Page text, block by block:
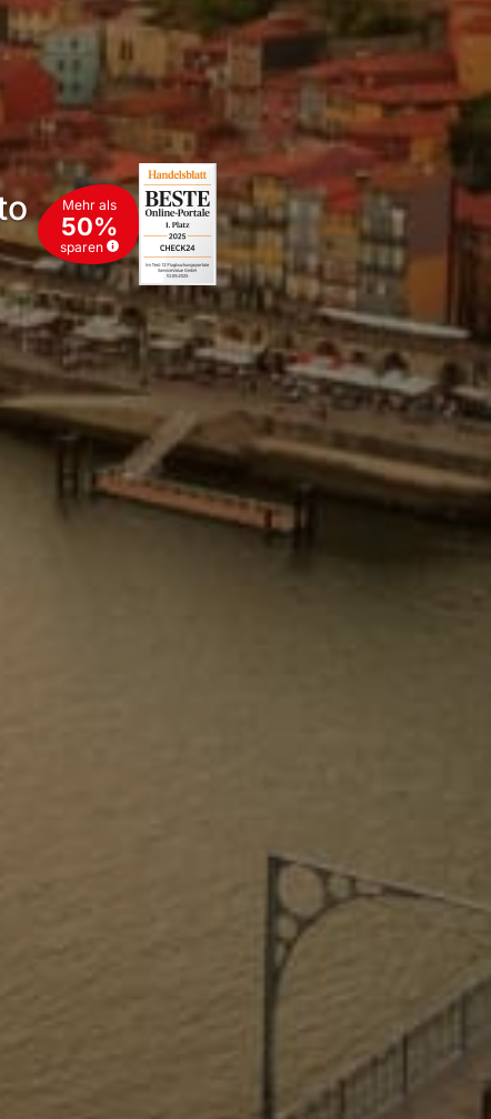
Mehr als
50%
sparen